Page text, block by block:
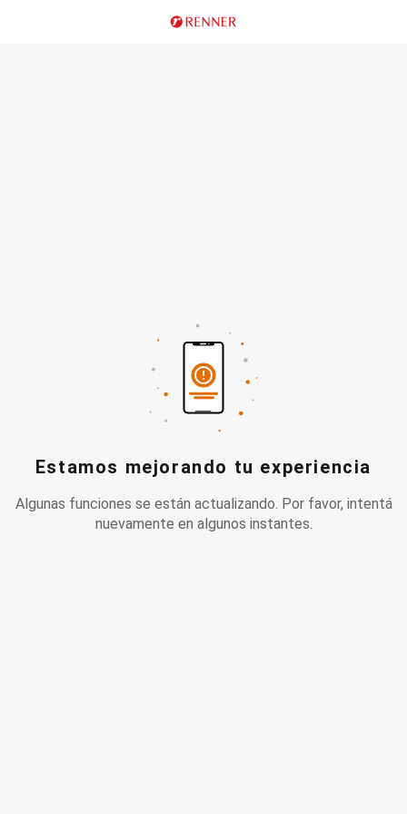
Estamos mejorando tu experiencia
Algunas funciones se están actualizando. Por favor, intentá
nuevamente en algunos instantes.